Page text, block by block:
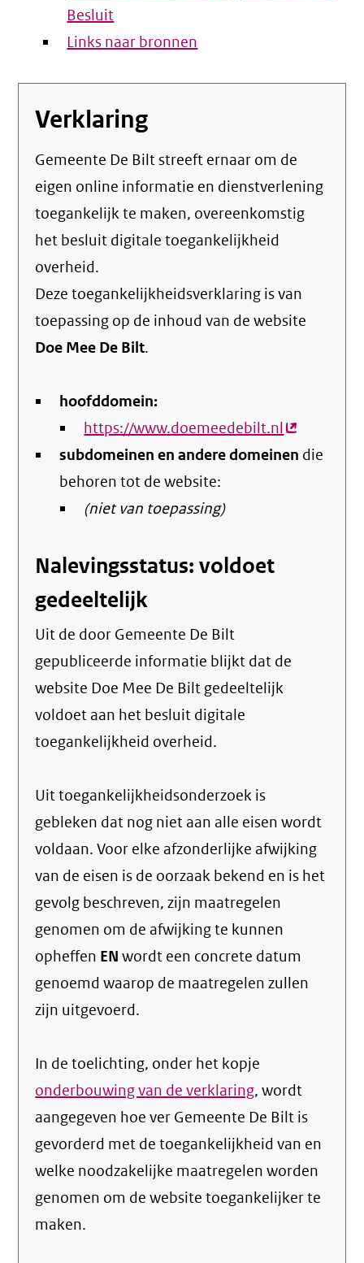
Besluit
Links naar bronnen
Verklaring
Gemeente De Bilt streeft ernaar om de
eigen online informatie en dienstverlening
toegankelijk te maken, overeenkomstig
het besluit digitale toegankelijkheid
overheid.
Deze toegankelijkheidsverklaring is van
toepassing op de inhoud van de website
Doe Mee De Bilt.
hoofddomein:
https://www.doemeedebilt.nl(externe
link)
subdomeinen en andere domeinen die
behoren tot de website:
(niet van toepassing)
Nalevingsstatus: voldoet
gedeeltelijk
Uit de door Gemeente De Bilt
gepubliceerde informatie blijkt dat de
website Doe Mee De Bilt gedeeltelijk
voldoet aan het besluit digitale
toegankelijkheid overheid.
Uit toegankelijkheidsonderzoek is
gebleken dat nog niet aan alle eisen wordt
voldaan. Voor elke afzonderlijke afwijking
van de eisen is de oorzaak bekend en is het
gevolg beschreven, zijn maatregelen
genomen om de afwijking te kunnen
opheffen EN wordt een concrete datum
genoemd waarop de maatregelen zullen
zijn uitgevoerd.
In de toelichting, onder het kopje
onderbouwing van de verklaring, wordt
aangegeven hoe ver Gemeente De Bilt is
gevorderd met de toegankelijkheid van en
welke noodzakelijke maatregelen worden
genomen om de website toegankelijker te
maken.